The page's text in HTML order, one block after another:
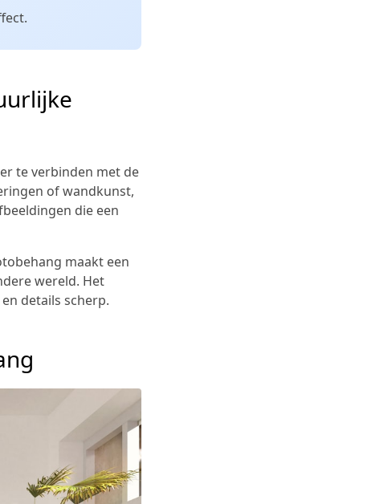
te verbinden met de
of wandkunst,
die een
maakt een
wereld. Het
details scherp.